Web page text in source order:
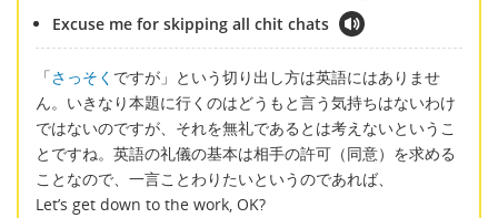
Excuse me for skipping all chit chats
「さっそく ですが」という切り出し方は英語にはありませ
ん。いきなり本題に行くのはどうもと言う気持ちはないわけ
ではないのですが、それを無礼であるとは考えないというこ
とですね。英語の礼儀の基本は相手の許可（同意）を求める
ことなので、一言ことわりたいというのであれば、
Let’s get down to the work, OK?